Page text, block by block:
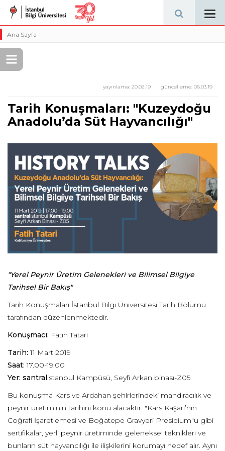
Ana Sayfa
güncelleme: 06.03.19
yayınlama: 20.02.19
Tarih Konuşmaları: "Kuzeydoğu
Anadolu’da Süt Hayvancılığı"
"Yerel Peynir Üretim Gelenekleri ve Bilimsel Bilgiye
Tarihsel Bir Bakış"
Tarih Konuşmaları İstanbul Bilgi Üniversitesi Tarih Bölümü
tarafından düzenlenmektedir.
Konuşmacı: Fatih Tatari
Tarih: 11 Mart 2019
Saat:17.00-19:00
Yer: santralistanbul Kampüsü, Seyfi Arkan binası-Z05
Bu konuşma Kars ve Ardahan şehirlerindeki mandıracılık ve
peynir üretiminin tarihini konu alacaktır. "Kars Kaşarı’nın
Coğrafi İşaretlemesi ve Boğatepe Gravyeri Presidium"u gibi
sertifikalar, yerli peynir üretiminde geleneksel teknikleri ve
bunların süt hayvancılığı ile ilişkilerini korumayı hedef alır. Aynı